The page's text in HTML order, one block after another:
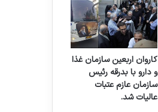
کاروان اربعین سازمان غذا
و دارو با بدرقه رئیس
سازمان عازم عتبات
عالیات شد.